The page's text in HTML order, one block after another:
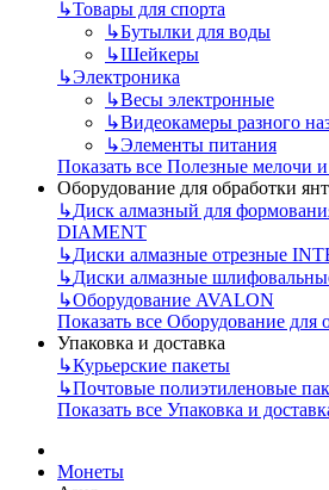
↳Товары для спорта
↳Бутылки для воды
↳Шейкеры
↳Электроника
↳Весы электронные
↳Видеокамеры разного
↳Элементы питания
Показать все Полезные мелочи
Оборудование для обработки
↳Диск алмазный для
DIAMENT
↳Диски алмазные отрезные
↳Диски алмазные
↳Оборудование AVALON
Показать все Оборудование для
Упаковка и доставка
↳Курьерские пакеты
↳Почтовые полиэтиленовые
Показать все Упаковка и
Монеты